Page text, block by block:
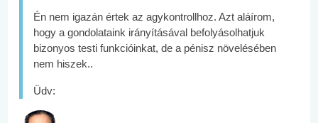
Én nem igazán értek az agykontrollhoz. Azt aláírom,
hogy a gondolataink irányításával befolyásolhatjuk
bizonyos testi funkcióinkat, de a pénisz növelésében
nem hiszek..
Üdv: